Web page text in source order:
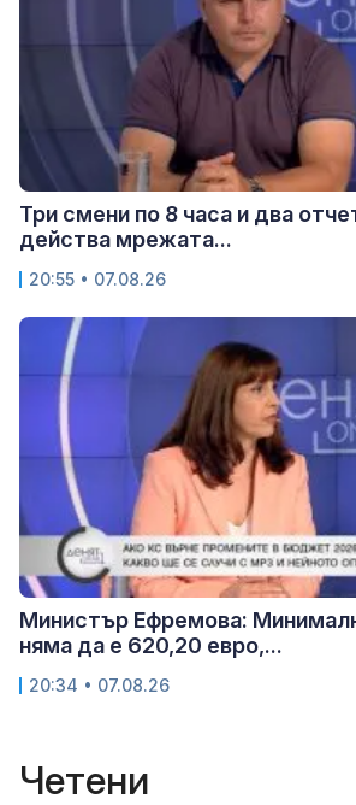
Три смени по 8 часа и два
действа мрежата...
20:55 • 07.08.26
Министър Ефремова:
няма да е 620,20 евро,...
20:34 • 07.08.26
Четени